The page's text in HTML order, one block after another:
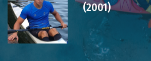
(2001)